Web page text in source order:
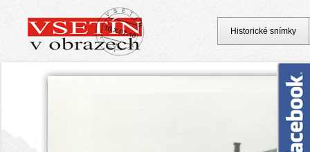
Historické snímky